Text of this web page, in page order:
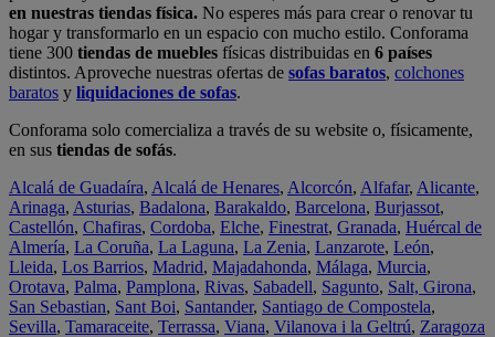
en nuestras tiendas física. No esperes más para crear o renovar tu
hogar y transformarlo en un espacio con mucho estilo. Conforama
tiene 300 tiendas de muebles físicas distribuidas en 6 países
distintos. Aproveche nuestras ofertas de sofas baratos, colchones
baratos y liquidaciones de sofas.
Conforama solo comercializa a través de su website o, físicamente,
en sus tiendas de sofás.
Alcalá de Guadaíra, Alcalá de Henares, Alcorcón, Alfafar, Alicante,
Arinaga, Asturias, Badalona, Barakaldo, Barcelona, Burjassot,
Castellón, Chafiras, Cordoba, Elche, Finestrat, Granada, Huércal de
Almería, La Coruña, La Laguna, La Zenia, Lanzarote, León,
Lleida, Los Barrios, Madrid, Majadahonda, Málaga, Murcia,
Orotava, Palma, Pamplona, Rivas, Sabadell, Sagunto, Salt, Girona,
San Sebastian, Sant Boi, Santander, Santiago de Compostela,
Sevilla, Tamaraceite, Terrassa, Viana, Vilanova i la Geltrú, Zaragoza